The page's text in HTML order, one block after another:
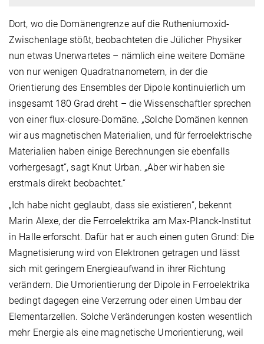
Dort, wo die Domänengrenze auf die Rutheniumoxid-
Zwischenlage stößt, beobachteten die Jülicher Physiker
nun etwas Unerwartetes – nämlich eine weitere Domäne
von nur wenigen Quadratnanometern, in der die
Orientierung des Ensembles der Dipole kontinuierlich um
insgesamt 180 Grad dreht – die Wissenschaftler sprechen
von einer flux-closure-Domäne. „Solche Domänen kennen
wir aus magnetischen Materialien, und für ferroelektrische
Materialien haben einige Berechnungen sie ebenfalls
vorhergesagt“, sagt Knut Urban. „Aber wir haben sie
erstmals direkt beobachtet.“
„Ich habe nicht geglaubt, dass sie existieren“, bekennt
Marin Alexe, der die Ferroelektrika am Max-Planck-Institut
in Halle erforscht. Dafür hat er auch einen guten Grund: Die
Magnetisierung wird von Elektronen getragen und lässt
sich mit geringem Energieaufwand in ihrer Richtung
verändern. Die Umorientierung der Dipole in Ferroelektrika
bedingt dagegen eine Verzerrung oder einen Umbau der
Elementarzellen. Solche Veränderungen kosten wesentlich
mehr Energie als eine magnetische Umorientierung, weil